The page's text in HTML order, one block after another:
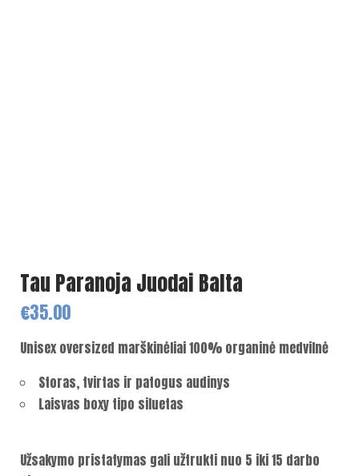
Tau Paranoja Juodai Balta
€35.00
Unisex oversized marškinėliai 100% organinė medvilnė
Storas, tvirtas ir patogus audinys
Laisvas boxy tipo siluetas
Užsakymo pristatymas gali užtrukti nuo 5 iki 15 darbo